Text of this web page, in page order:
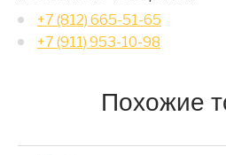
+7 (812) 665-51-65
+7 (911) 953-10-98
Похожие